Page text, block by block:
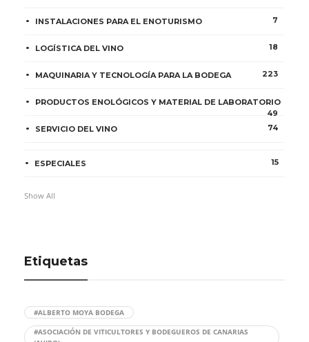
INSTALACIONES PARA EL ENOTURISMO 7
LOGÍSTICA DEL VINO 18
MAQUINARIA Y TECNOLOGÍA PARA LA BODEGA 223
PRODUCTOS ENOLÓGICOS Y MATERIAL DE LABORATORIO
49
SERVICIO DEL VINO
74
ESPECIALES 15
Show All
Etiquetas
#ALBERTO MOYA BODEGA
#ASOCIACIÓN DE VITICULTORES Y BODEGUEROS DE CANARIAS